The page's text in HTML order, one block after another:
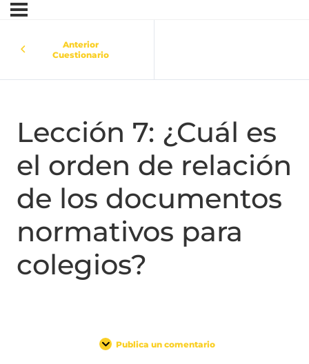
Anterior
Cuestionario
Lección 7: ¿Cuál es
el orden de relación
de los documentos
normativos para
colegios?
Publica un comentario